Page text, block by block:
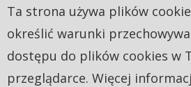
Ta strona używa plików
określić warunki
dostępu do plików cookies w
przeglądarce. Więcej